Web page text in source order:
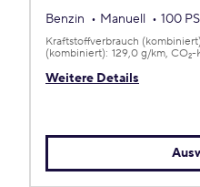
Benzin Manuell 100
Weitere Details
Kraftstoffverbrauch
(kombiniert): 129,0 g/km CO2-